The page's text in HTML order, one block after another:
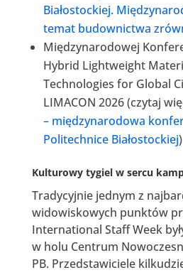
Białostockiej.
temat budownictwa
Międzynarodowej
Hybrid Lightweight
Technologies for Global
LIMACON 2026 (czytaj
– międzynarodowa
Politechnice Białostockiej)
Kulturowy tygiel w sercu
Tradycyjnie jednym z
widowiskowych punktów
International Staff Week
w holu Centrum
PB. Przedstawiciele